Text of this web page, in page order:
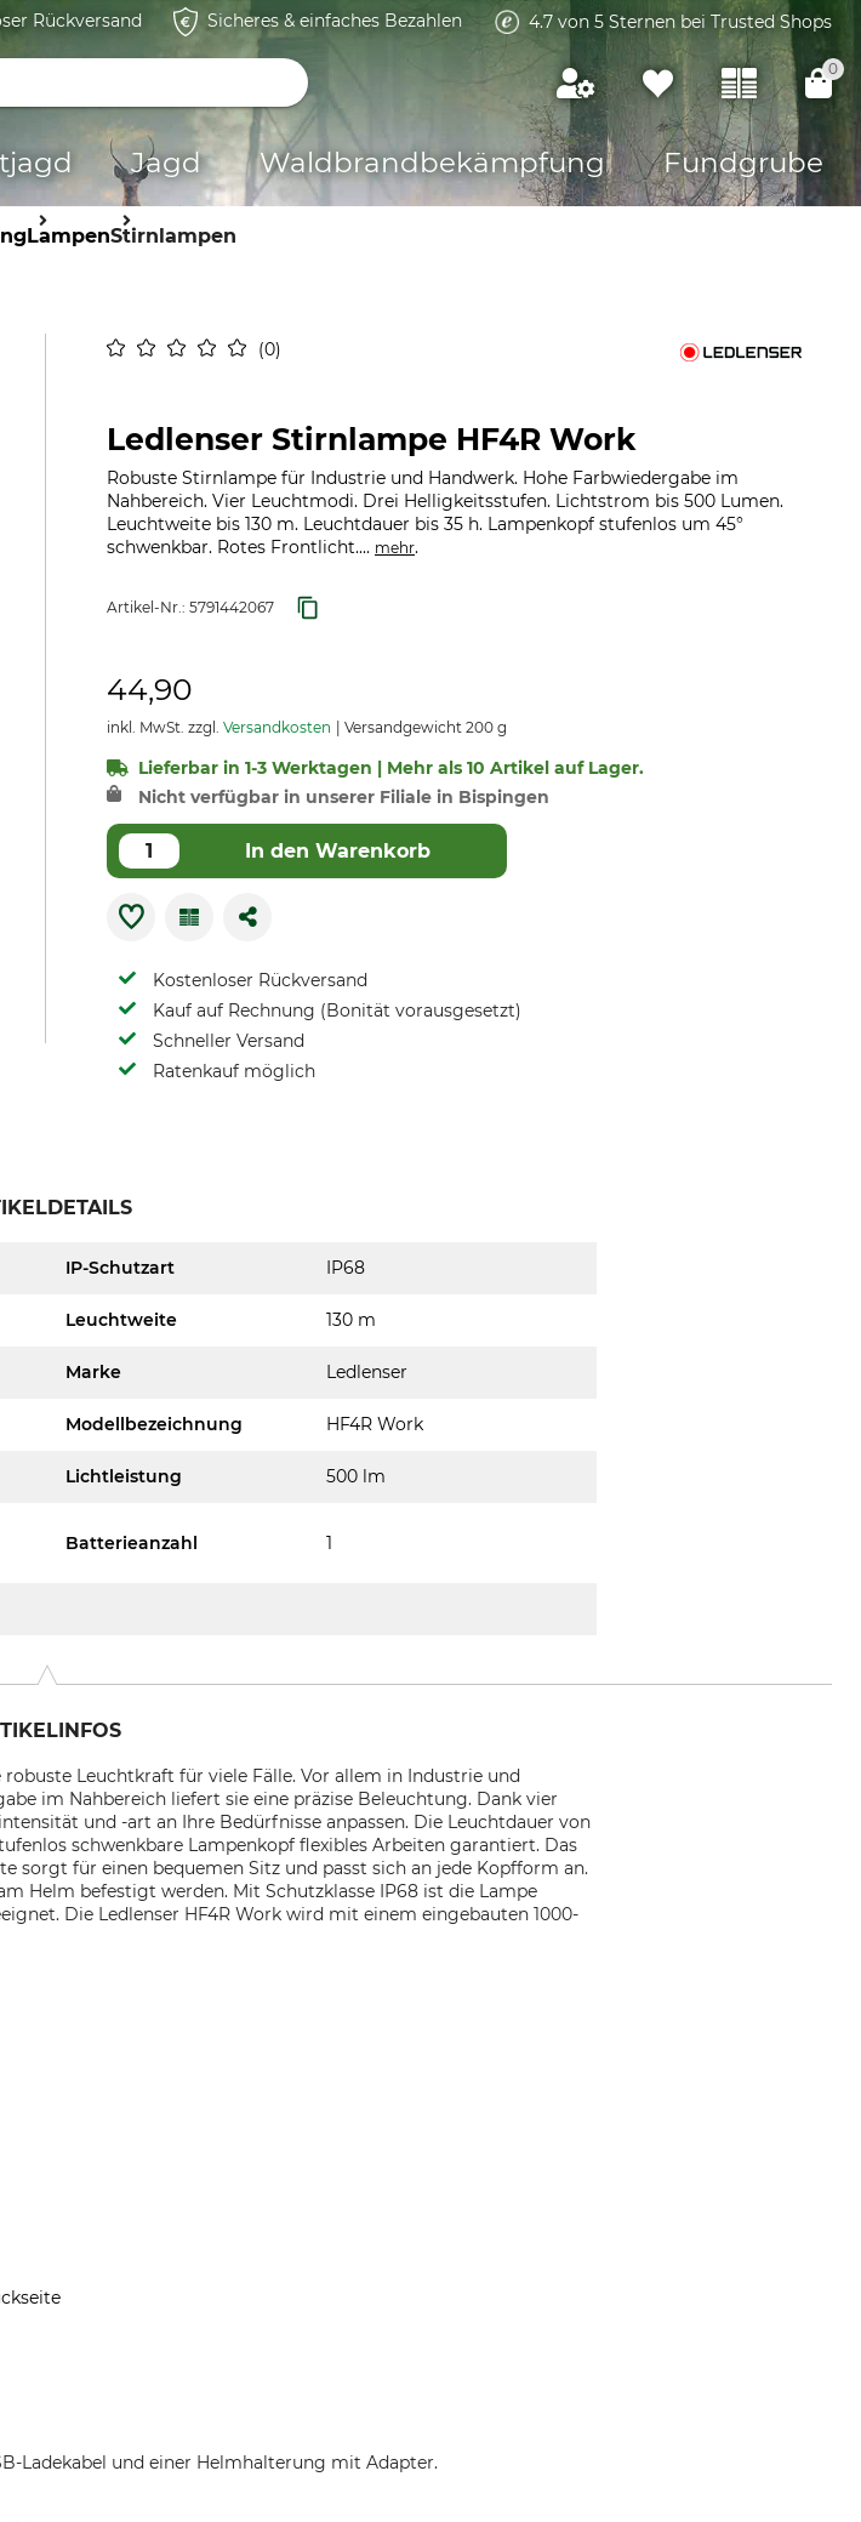
Rückversand Sicheres & einfaches Bezahlen 4.7 von 5 Sternen bei Trusted Shops
0
Jagd Waldbrandbekämpfung Fundgrube
LampenStirnlampen
0
Ledlenser Stirnlampe HF4R Work
Robuste Stirnlampe für Industrie und Handwerk. Hohe Farbwiedergabe im
Nahbereich. Vier Leuchtmodi. Drei Helligkeitsstufen. Lichtstrom bis 500 Lumen.
Leuchtweite bis 130 m. Leuchtdauer bis 35 h. Lampenkopf stufenlos um 45°
schwenkbar. Rotes Frontlicht.... mehr.
Artikel-Nr.: 5791442067
44,90
inkl. MwSt. zzgl. Versandkosten Versandgewicht 200 g
Lieferbar in 1-3 Werktagen | Mehr als 10 Artikel auf Lager.
Nicht verfügbar in unserer Filiale in Bispingen
In den Warenkorb
Kostenloser Rückversand
Kauf auf Rechnung (Bonität vorausgesetzt)
Schneller Versand
Ratenkauf möglich
IP-Schutzart IP68
Leuchtweite 130 m
Marke Ledlenser
Modellbezeichnung HF4R Work
Lichtleistung 500 lm
Batterieanzahl 1
Leuchtkraft für viele Fälle. Vor allem in Industrie und
im Nahbereich liefert sie eine präzise Beleuchtung. Dank vier
und -art an Ihre Bedürfnisse anpassen. Die Leuchtdauer von
schwenkbare Lampenkopf flexibles Arbeiten garantiert. Das
sorgt für einen bequemen Sitz und passt sich an jede Kopfform an.
Helm befestigt werden. Mit Schutzklasse IP68 ist die Lampe
Die Ledlenser HF4R Work wird mit einem eingebauten 1000-
Ladekabel und einer Helmhalterung mit Adapter.